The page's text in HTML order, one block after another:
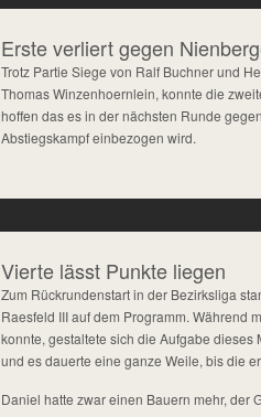
Erste verliert gegen
Trotz Partie Siege von Ralf Buchner und
Thomas Winzenhoernlein, konnte die
hoffen das es in der nächsten Runde
Abstiegskampf einbezogen wird.
Vierte lässt Punkte liegen
Zum Rückrundenstart in der Bezirksliga
Raesfeld III auf dem Programm. Während
konnte, gestaltete sich die Aufgabe
und es dauerte eine ganze Weile, bis die
Daniel hatte zwar einen Bauern mehr, der